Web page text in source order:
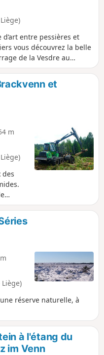
d’art entre pessières et
vous découvrez la belle
de la Vesdre au
(Weser).
et
m
des
du
sentier
réserve naturelle, à
à l'étang du
im Venn